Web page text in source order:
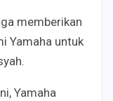
memberikan
Yamaha untuk
Yamaha